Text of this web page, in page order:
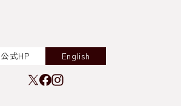
公式HP English